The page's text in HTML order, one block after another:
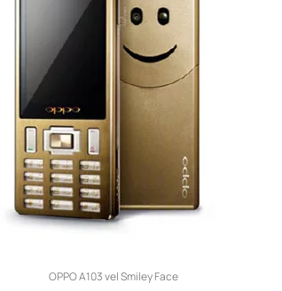
OPPO A103 vel Smiley Face